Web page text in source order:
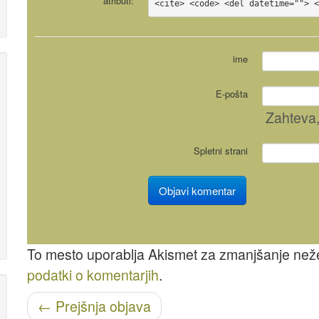
<cite> <code> <del datetime="">
ime
E-pošta
Zahteva
Spletni strani
To mesto uporablja Akismet za zmanjšanje
podatki o komentarjih.
Pošišci navigacijo
← Prejšnja objava